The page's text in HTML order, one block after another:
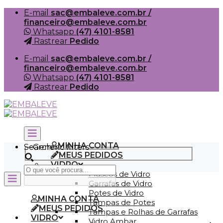
Skip
content
E-mail sac@embaleve.com.br /
financeiro@embaleve.com.br
Whatsapp (47) 4101-8581
Rastrear Pedido
E-mail sac@embaleve.com.br /
financeiro@embaleve.com.br
Whatsapp (47) 4101-8581
Rastrear Pedido
MINHA CONTA
MEUS PEDIDOS
VIDRO
Frascos de Vidro
Garrafas de Vidro
Potes de Vidro
Tampas de Potes
Tampas e Rolhas de Garrafas
Search
Generic filters
MINHA CONTA
MEUS PEDIDOS
VIDRO